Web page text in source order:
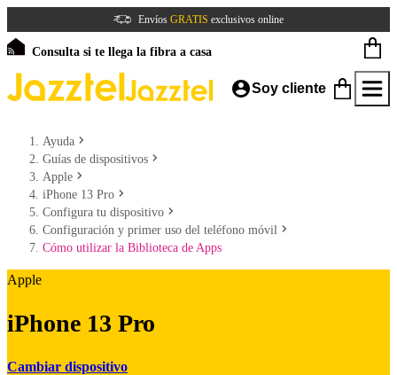
Envíos GRATIS exclusivos online
Consulta si te llega la fibra a casa
Soy cliente
Ayuda
Guías de dispositivos
Apple
iPhone 13 Pro
Configura tu dispositivo
Configuración y primer uso del teléfono móvil
Cómo utilizar la Biblioteca de Apps
Apple
iPhone 13 Pro
Cambiar dispositivo